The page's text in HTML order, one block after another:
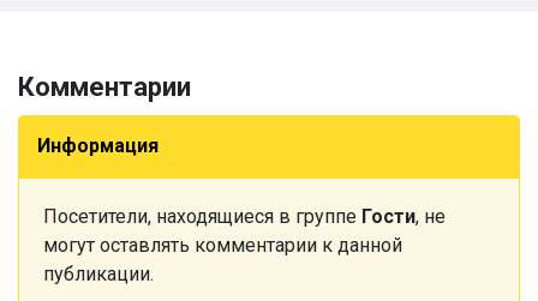
Комментарии
Информация
Посетители, находящиеся в группе Гости, не
могут оставлять комментарии к данной
публикации.